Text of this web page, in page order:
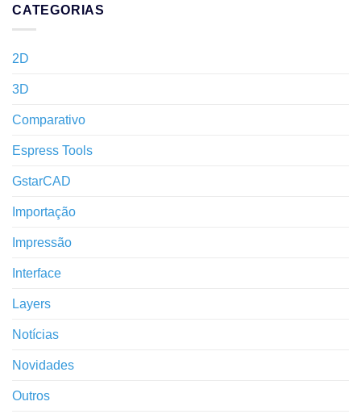
CATEGORIAS
2D
3D
Comparativo
Espress Tools
GstarCAD
Importação
Impressão
Interface
Layers
Notícias
Novidades
Outros